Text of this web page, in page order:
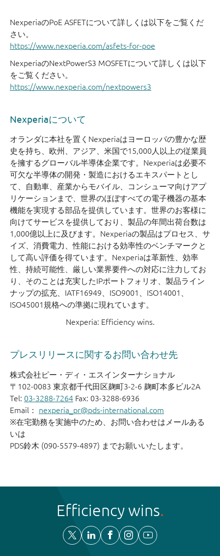
NexperiaのPoE ASFETについて詳しくは以下をご覧くだ
さい。
https://www.nexperia.com/asfets-for-poe
NexperiaのNextPowerS3 MOSFETについて詳しくは以下
をご覧ください。
https://www.nexperia.com/nextpowers3
Nexperiaについて
オランダに本社を置くNexperiaはヨーロッパの豊かな歴
史を持ち、欧州、アジア、米国で15,000人以上の従業員
を擁するグローバル半導体企業です。Nexperiaは必要不
可欠な半導体の開発・製造におけるエキスパートとし
て、自動車、産業からモバイル、コンシューマ向けアプ
リケーションまで、世界のほぼすべての電子機器の基本
機能を実現する部品を提供しています。世界のお客様に
向けてサービスを提供しており、製品の年間出荷台数は
1,000億以上に及びます。Nexperiaの製品はプロセス、サ
イズ、消費電力、性能における効率性のベンチマークと
して高い評価を得ています。Nexperiaは革新性、効率
性、持続可能性、厳しい業界要件への対応に注力してお
り、そのことは充実したIPポートフォリオ、製品ライン
ナップの拡充、IATF16949、ISO9001、ISO14001、
ISO45001規格への準拠に現れています。
Nexperia: Efficiency wins.
プレスリリースに関するお問い合わせ先
株式会社ピー・ディ・エスインターナショナル
〒102-0083 東京都千代田区麹町3-2-6 麹町本多ビル2A
Tel: 03-3288-7264 Fax: 03-3288-6936
Email： nexperia_pr@pds-international.com
※在宅勤務を実施中のため、お問い合わせはメールある
いは
PDS鈴木 (090-5579-4897) までお願いいたします。
Efficiency wins